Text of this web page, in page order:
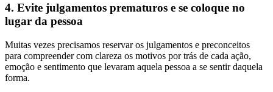
4. Evite julgamentos prematuros e se coloque no
lugar da pessoa
Muitas vezes precisamos reservar os julgamentos e preconceitos
para compreender com clareza os motivos por trás de cada ação,
emoção e sentimento que levaram aquela pessoa a se sentir daquela
forma.